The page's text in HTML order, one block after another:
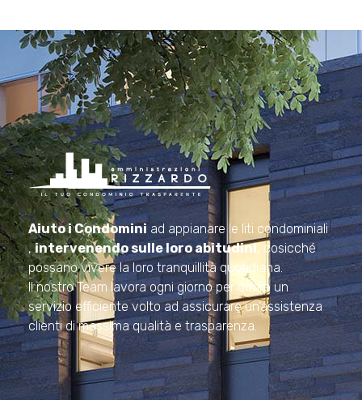
Amministrazioni Rizzardo
Il tuo condominio trasparente
Aiuto i Condominiad appianare le liti condominiali
,intervenendo sulle loro abitudini, cosicché
possano vivere la loro tranquillità quotidiana.
Il nostro Team lavora ogni giorno per offrire un
servizio efficiente volto ad assicurare un’assistenza
clienti di massima qualità e trasparenza.